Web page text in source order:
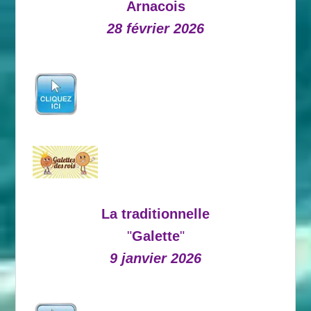
Arnacois
28 février 2026
La traditionnelle
"Galette"
9 janvier 2026